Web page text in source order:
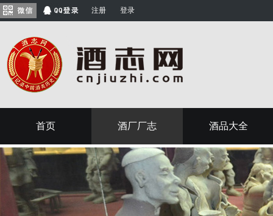
注册 登录
首页 酒厂厂志 酒品大全